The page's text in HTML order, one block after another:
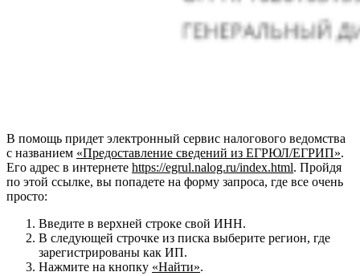
В помощь придет электронный сервис налогового ведомства
с названием «Предоставление сведений из ЕГРЮЛ/ЕГРИП».
Его адрес в интернете https://egrul.nalog.ru/index.html. Пройдя
по этой ссылке, вы попадете на форму запроса, где все очень
просто:
Введите в верхней строке свой ИНН.
В следующей строчке из писка выберите регион, где
зарегистрированы как ИП.
Нажмите на кнопку «Найти».